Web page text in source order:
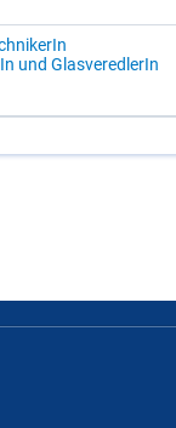
und Glas­ver­ed­le­rIn